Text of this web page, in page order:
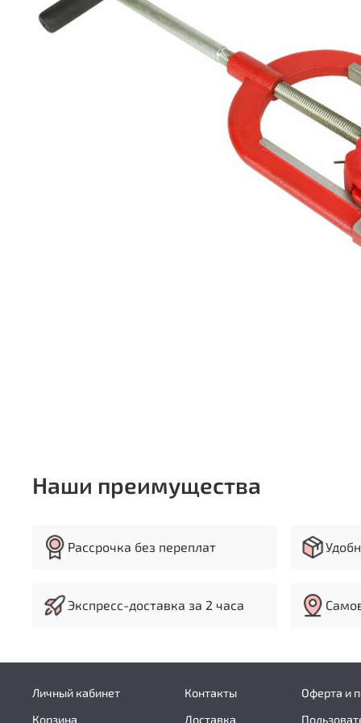
Наши преимущества
Рассрочка без переплат
Экспресс-доставка за 2 часа
Личный кабинет
Корзина
Контакты
Доставка
Оферта и